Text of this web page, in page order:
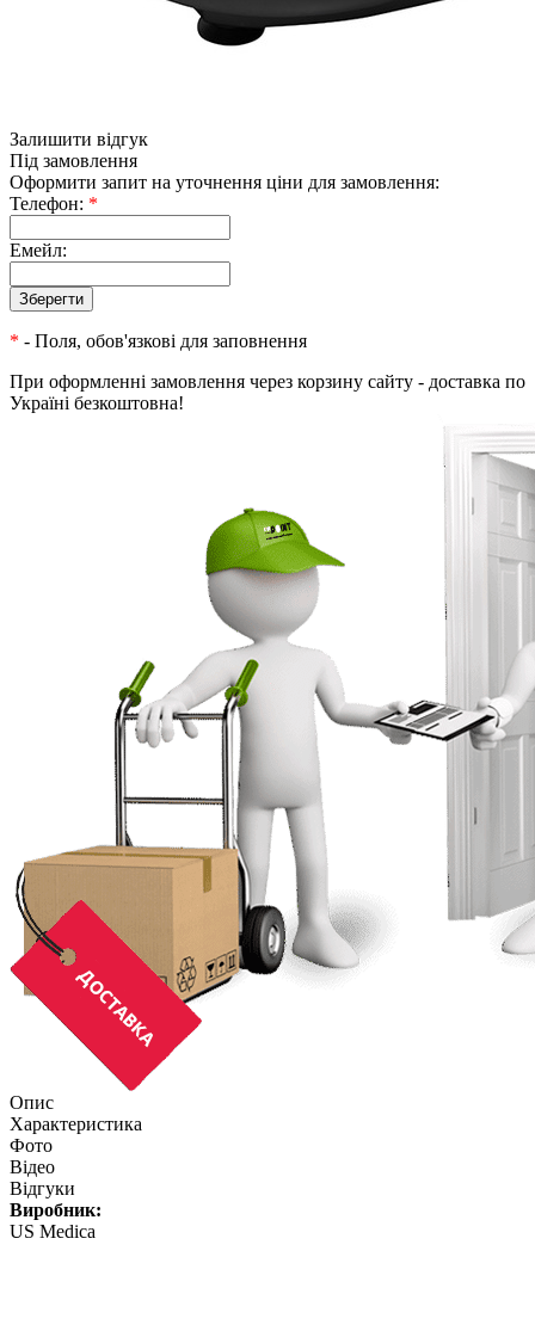
Залишити відгук
Під замовлення
Оформити запит на уточнення ціни для замовлення:
Телефон: *
Емейл:
* - Поля, обов'язкові для заповнення
При оформленні замовлення через корзину сайту - доставка по
Україні безкоштовна!
Опис
Характеристика
Фото
Відео
Відгуки
Виробник:
US Medica